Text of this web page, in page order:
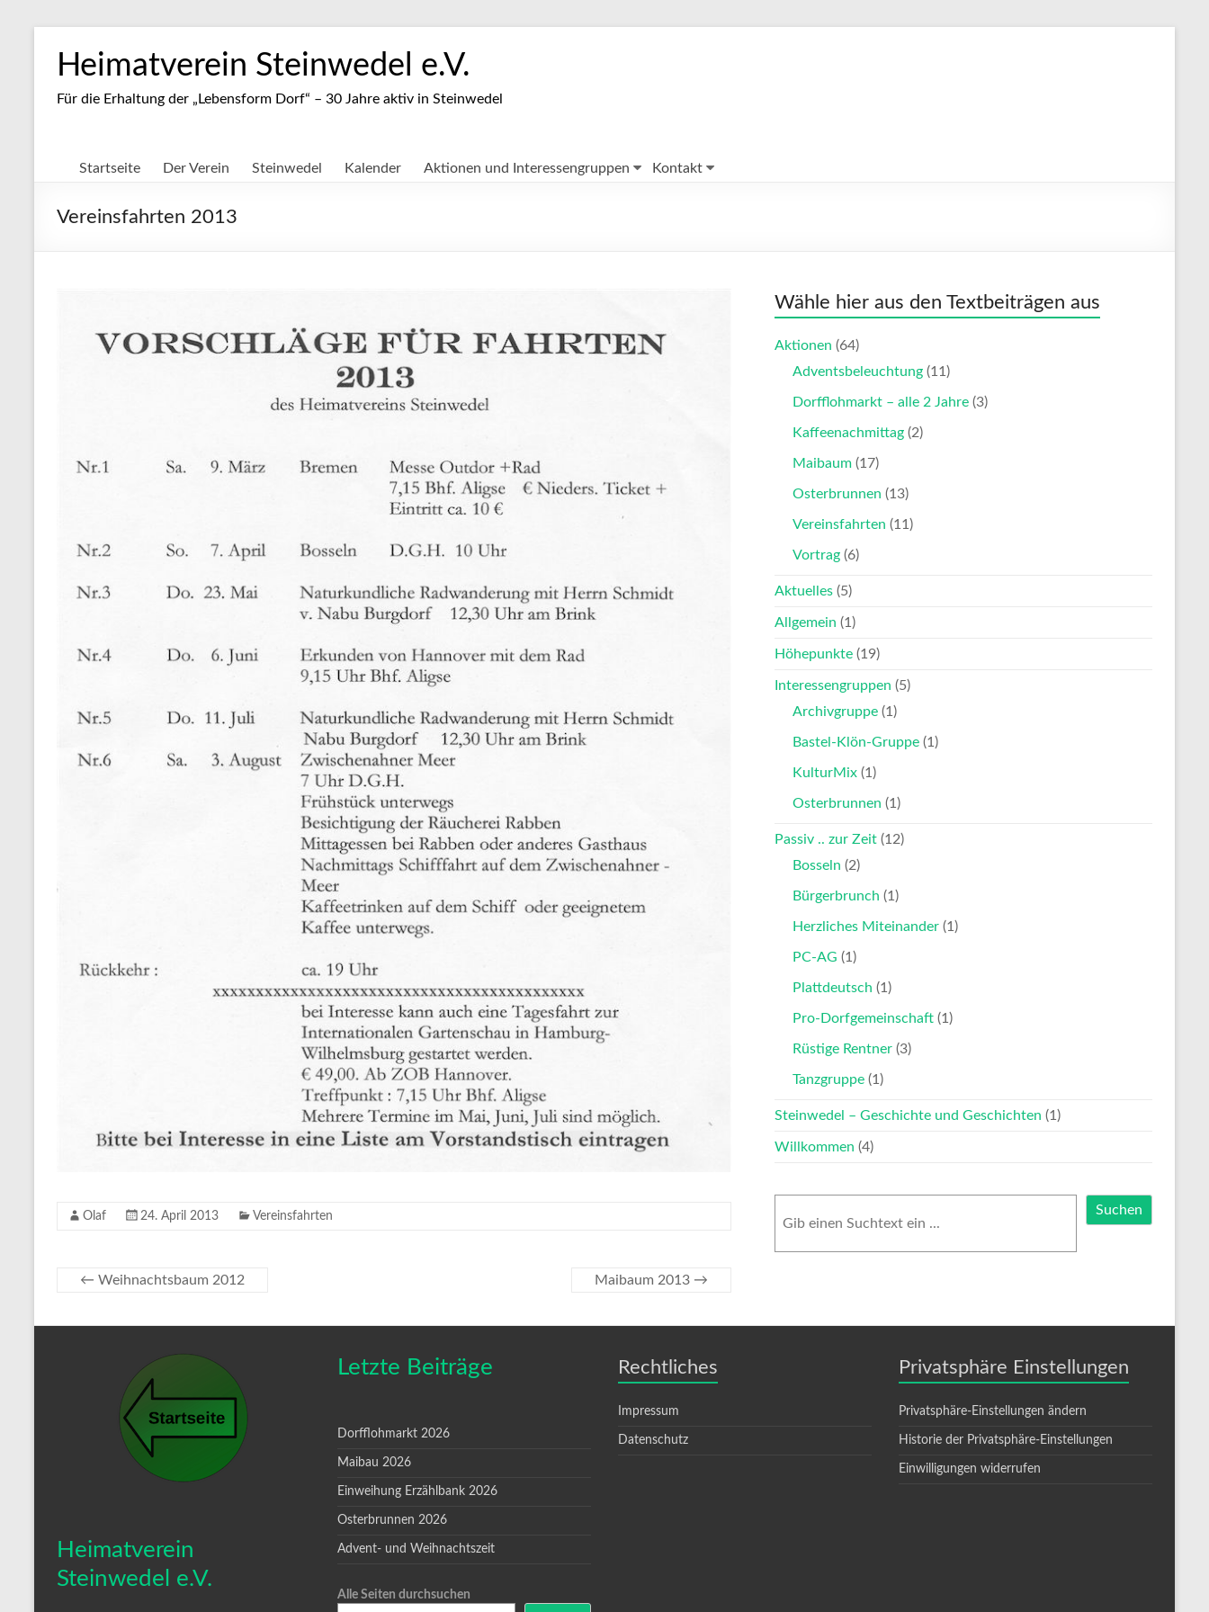
Inhalt
springenHeimatverein Steinwedel e.V.
Für die Erhaltung der „Lebensform Dorf“ – 30 Jahre aktiv in Steinwedel
Startseite Der Verein Steinwedel Kalender Aktionen und Interessengruppen Kontakt
Vereinsfahrten 2013
Olaf 24. April 2013 Vereinsfahrten
← Weihnachtsbaum 2012 Maibaum 2013 →
Wähle hier aus den Textbeiträgen aus
Aktionen (64)
Adventsbeleuchtung (11)
Dorfflohmarkt – alle 2 Jahre (3)
Kaffeenachmittag (2)
Maibaum (17)
Osterbrunnen (13)
Vereinsfahrten (11)
Vortrag (6)
Aktuelles (5)
Allgemein (1)
Höhepunkte (19)
Interessengruppen (5)
Archivgruppe (1)
Bastel-Klön-Gruppe (1)
KulturMix (1)
Osterbrunnen (1)
Passiv .. zur Zeit (12)
Bosseln (2)
Bürgerbrunch (1)
Herzliches Miteinander (1)
PC-AG (1)
Plattdeutsch (1)
Pro-Dorfgemeinschaft (1)
Rüstige Rentner (3)
Tanzgruppe (1)
Steinwedel – Geschichte und Geschichten (1)
Willkommen (4)
Suchen
Heimatverein
Steinwedel e.V.
Letzte Beiträge
Dorfflohmarkt 2026
Maibau 2026
Einweihung Erzählbank 2026
Osterbrunnen 2026
Advent- und Weihnachtszeit
Alle Seiten durchsuchen
Rechtliches
Impressum
Datenschutz
Privatsphäre Einstellungen
Privatsphäre-Einstellungen ändern
Historie der Privatsphäre-Einstellungen
Einwilligungen widerrufen